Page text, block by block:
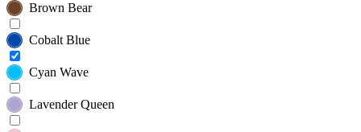
Brown Bear
Cobalt Blue
Cyan Wave
Lavender Queen